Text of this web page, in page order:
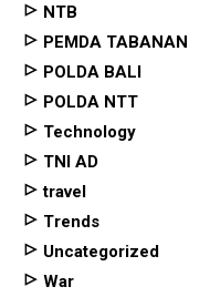
NTB
PEMDA TABANAN
POLDA BALI
POLDA NTT
Technology
TNI AD
travel
Trends
Uncategorized
War